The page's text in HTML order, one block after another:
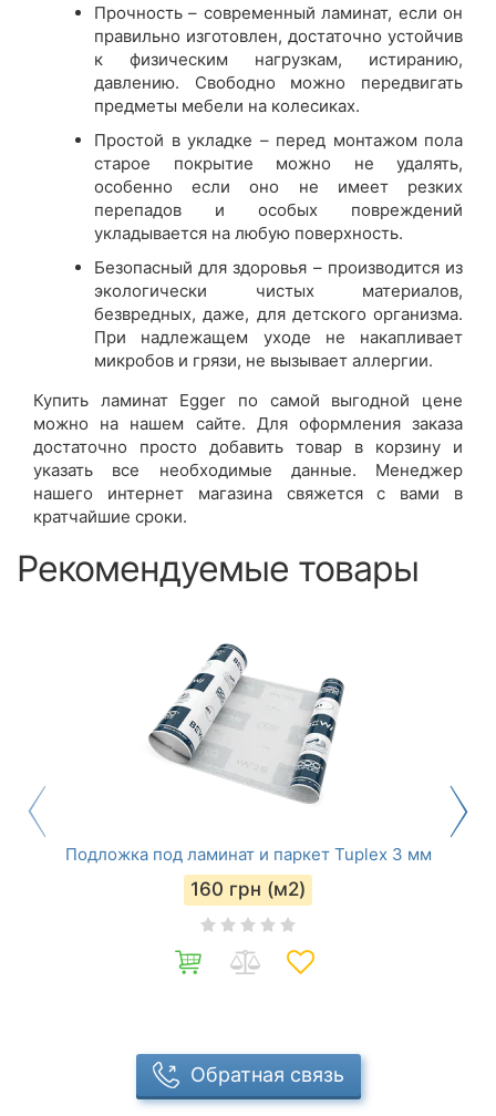
Прочность – современный ламинат, если он
правильно изготовлен, достаточно устойчив
к физическим нагрузкам, истиранию,
давлению. Свободно можно передвигать
предметы мебели на колесиках.
Простой в укладке – перед монтажом пола
старое покрытие можно не удалять,
особенно если оно не имеет резких
перепадов и особых повреждений
укладывается на любую поверхность.
Безопасный для здоровья – производится из
экологически чистых материалов,
безвредных, даже, для детского организма.
При надлежащем уходе не накапливает
микробов и грязи, не вызывает аллергии.
Купить ламинат Egger по самой выгодной цене
можно на нашем сайте. Для оформления заказа
достаточно просто добавить товар в корзину и
указать все необходимые данные. Менеджер
нашего интернет магазина свяжется с вами в
кратчайшие сроки.
Рекомендуемые товары
Подложка под ламинат и паркет Tuplex 3 мм
160 грн (м2)
Обратная связь